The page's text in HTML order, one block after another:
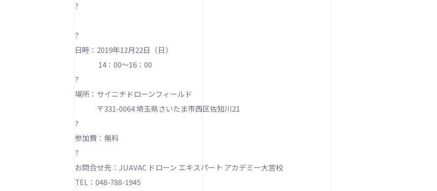
?
?
日時：2019年12月22日（日）
14：00～16：00
?
場所：サイニチドローンフィールド
〒331-0064 埼玉県さいたま市西区佐知川21
?
参加費：無料
?
お問合せ先：JUAVAC ドローン エキスパート アカデミー大宮校
TEL：048-788-1945